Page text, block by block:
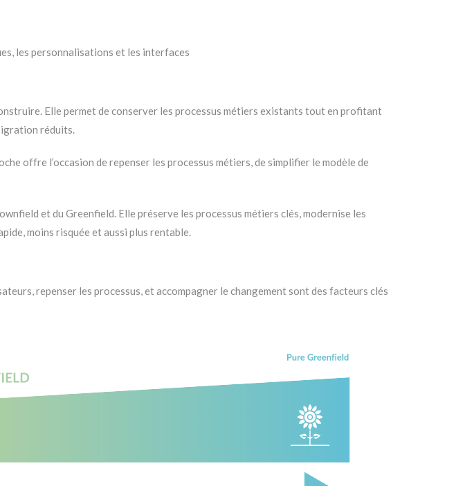
les personnalisations et les interfaces
Elle permet de conserver les processus métiers existants tout en profitant
réduits.
offre l’occasion de repenser les processus métiers, de simplifier le modèle de
et du Greenfield. Elle préserve les processus métiers clés, modernise les
moins risquée et aussi plus rentable.
repenser les processus, et accompagner le changement sont des facteurs clés